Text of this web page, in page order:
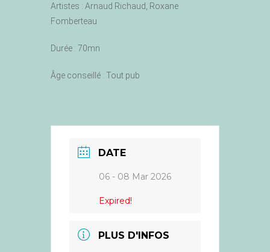
Artistes : Arnaud Richaud, Roxane
Fomberteau
Durée : 70mn
Âge conseillé : Tout pub
DATE
06 - 08 Mar 2026
Expired!
PLUS D'INFOS